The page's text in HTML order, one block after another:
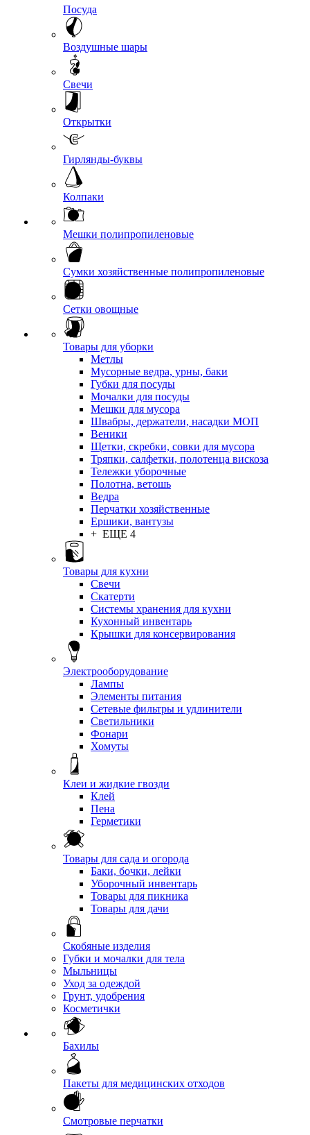
Посуда
Воздушные шары
Свечи
Открытки
Гирлянды-буквы
Колпаки
Мешки полипропиленовые
Сумки хозяйственные полипропиленовые
Сетки овощные
Товары для уборки
Метлы
Мусорные ведра, урны, баки
Губки для посуды
Мочалки для посуды
Мешки для мусора
Швабры, держатели, насадки МОП
Веники
Щетки, скребки, совки для мусора
Тряпки, салфетки, полотенца вискоза
Тележки уборочные
Полотна, ветошь
Ведра
Перчатки хозяйственные
Ершики, вантузы
+ ЕЩЕ 4
Товары для кухни
Свечи
Скатерти
Системы хранения для кухни
Кухонный инвентарь
Крышки для консервирования
Электрооборудование
Лампы
Элементы питания
Сетевые фильтры и удлинители
Светильники
Фонари
Хомуты
Клеи и жидкие гвозди
Клей
Пена
Герметики
Товары для сада и огорода
Баки, бочки, лейки
Уборочный инвентарь
Товары для пикника
Товары для дачи
Скобяные изделия
Губки и мочалки для тела
Мыльницы
Уход за одеждой
Грунт, удобрения
Косметички
Бахилы
Пакеты для медицинских отходов
Смотровые перчатки